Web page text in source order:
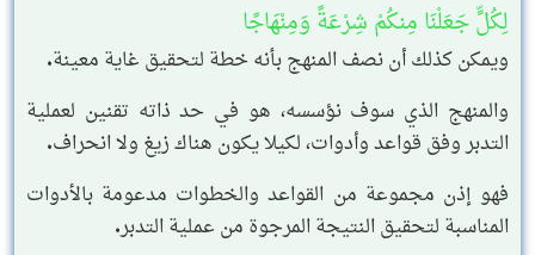
لِكُلٍّ جَعَلْنَا مِنكُمْ شِرْعَةً وَمِنْهَاجًا
ويمكن كذلك أن نصف المنهج بأنه خطة لتحقيق غاية معينة.
والمنهج الذي سوف نؤسسه، هو في حد ذاته تقنين لعملية
التدبر وفق قواعد وأدوات، لكيلا يكون هناك زيغ ولا انحراف.
فهو إذن مجموعة من القواعد والخطوات مدعومة بالأدوات
المناسبة لتحقيق النتيجة المرجوة من عملية التدبر.